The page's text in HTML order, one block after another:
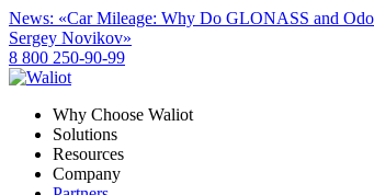
News: «Car Mileage: Why Do GLONASS and
Sergey Novikov»
8 800 250-90-99
Why Choose Waliot
Solutions
Resources
Company